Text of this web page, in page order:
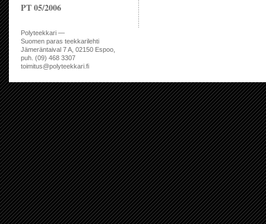
PT 05/2006
Polyteekkari —
Suomen paras teekkarilehti
Jämeräntaival 7 A, 02150 Espoo,
puh. (09) 468 3307
toimitus@polyteekkari.fi